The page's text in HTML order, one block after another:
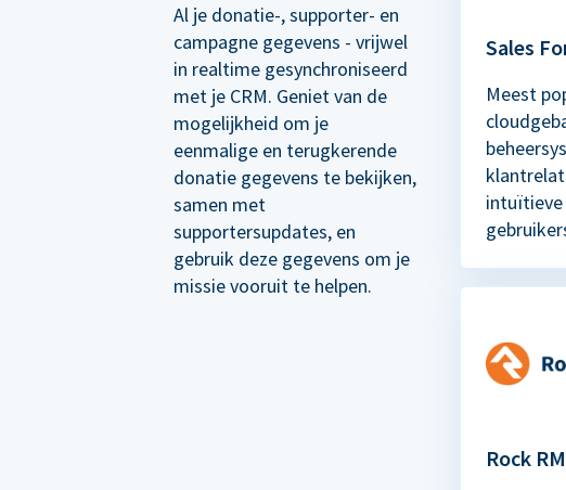
Al je donatie-, supporter- en
campagne gegevens - vrijwel
in realtime gesynchroniseerd
met je CRM. Geniet van de
mogelijkheid om je
eenmalige en terugkerende
donatie gegevens te bekijken,
samen met
supportersupdates, en
gebruik deze gegevens om je
missie vooruit te helpen.
Sales
Meest
intuïtieve
Rock